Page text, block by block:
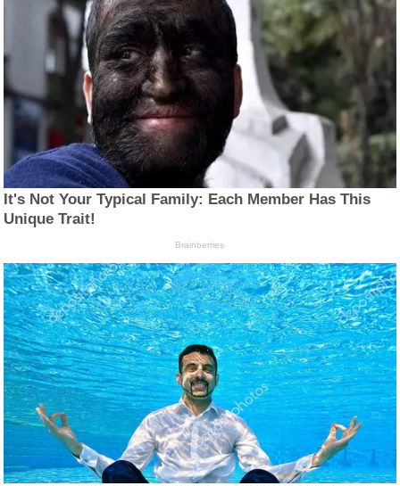
It's Not Your Typical Family: Each Member Has This
Unique Trait!
Brainberries